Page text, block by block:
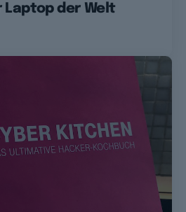
der Welt